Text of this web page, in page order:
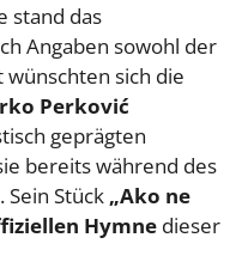
stand das
Angaben sowohl der
wünschten sich die
Perković
geprägten
bereits während des
Stück „Ako ne
Hymne dieser